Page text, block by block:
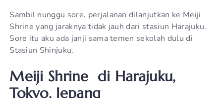
Sambil nunggu sore, perjalanan dilanjutkan ke Meiji
Shrine yang jaraknya tidak jauh dari stasiun Harajuku.
Sore itu aku ada janji sama temen sekolah dulu di
Stasiun Shinjuku.
Meiji Shrine di Harajuku,
Tokyo, Jepang